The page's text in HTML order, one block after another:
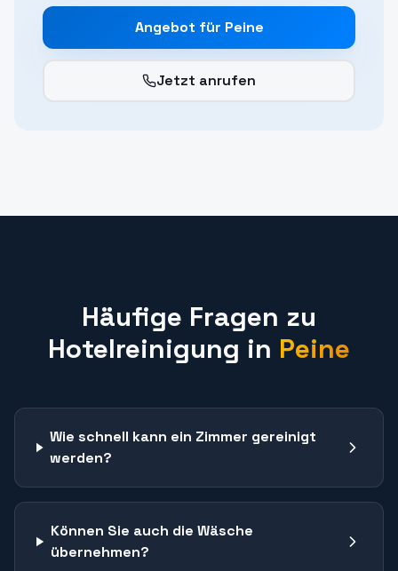
Angebot für Peine
Jetzt anrufen
Häufige Fragen zu
Hotelreinigung in Peine
Wie schnell kann ein Zimmer gereinigt
werden?
Können Sie auch die Wäsche
übernehmen?